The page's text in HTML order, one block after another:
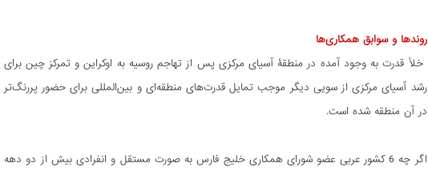
روندها و سوابق همکاری‌ها
خلأ قدرت به وجود آمده در منطقۀ آسیای مرکزی پس از تهاجم روسیه به اوکراین و تمرکز چین
رشد آسیای مرکزی از سویی دیگر موجب تمایل قدرت‌های منطقه‌ای و بین‌المللی برای حضور
در آن منطقه شده است.
اگر چه 6 کشور عربی عضو شورای همکاری خلیج فارس به صورت مستقل و انفرادی بیش از دو